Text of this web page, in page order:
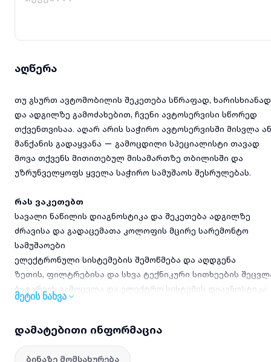
აღწერა
თუ გსურთ ავტომობილის შეკეთება სწრაფად, ხარისხიანად
და ადგილზე გამოძახებით, ჩვენი ავტოსერვისი სწორედ
თქვენთვისაა. აღარ არის საჭირო ავტოსერვისში მისვლა ან
მანქანის გადაყვანა — გამოცდილი სპეციალისტი თავად
მოვა თქვენს მითითებულ მისამართზე თბილისში და
უზრუნველყოფს ყველა საჭირო სამუშაოს შესრულებას.
რას ვაკეთებთ
სავალი ნაწილის დიაგნოსტიკა და შეკეთება ადგილზე
ძრავისა და გადაცემათა კოლოფის მცირე სარემონტო
სამუშაოები
ელექტრონული სისტემების შემოწმება და აღდგენა
ზეთის, ფილტრებისა და სხვა ტექნიკური სითხეების
ბატარეის გამოცვლა და ელექტრო სისტემის დიაგნოსტიკა
სასწრაფო ტექნიკური დახმარება გზაზე
რატომ აირჩიოთ ჩვენ
5 წელზე მეტი გამოცდილება ავტოსერვის სფეროში
მეტის ნახვა
დამატებითი ინფორმაცია
ბინაზე მომსახურება